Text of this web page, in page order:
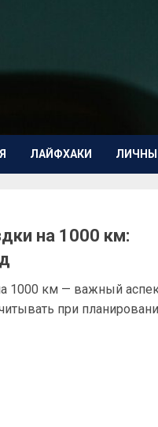
ЛАЙФХАКИ
на 1000 км:
1000 км — важный
при